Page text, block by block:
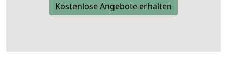
Kostenlose Angebote erhalten